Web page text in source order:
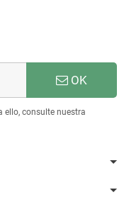
OK
ello, consulte nuestra